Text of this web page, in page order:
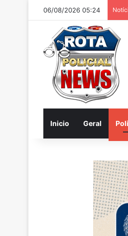
06/08/2026 05:24
Inicio Geral